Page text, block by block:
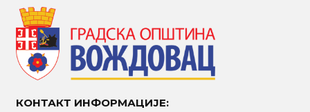
КОНТАКТ ИНФОРМАЦИЈЕ: